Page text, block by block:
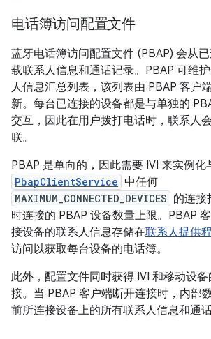
电话簿访问配置文件
蓝牙电话簿访问配置文件 (PBAP) 会从
载联系人信息和通话记录。PBAP 可维
人信息汇总列表，该列表由 PBAP 客户
新。每台已连接的设备都是与单独的
交互，因此在用户拨打电话时，联系人
联。
PBAP 是单向的，因此需要 IVI 来实例化
PbapClientService 中任何
MAXIMUM_CONNECTED_DEVICES 的连接
时连接的 PBAP 设备数量上限。PBAP
接设备的联系人信息存储在联系人提供
访问以获取每台设备的电话簿。
此外，配置文件同时获得 IVI 和移动设
接。当 PBAP 客户端断开连接时，内部
前所连接设备上的所有联系人信息和通话